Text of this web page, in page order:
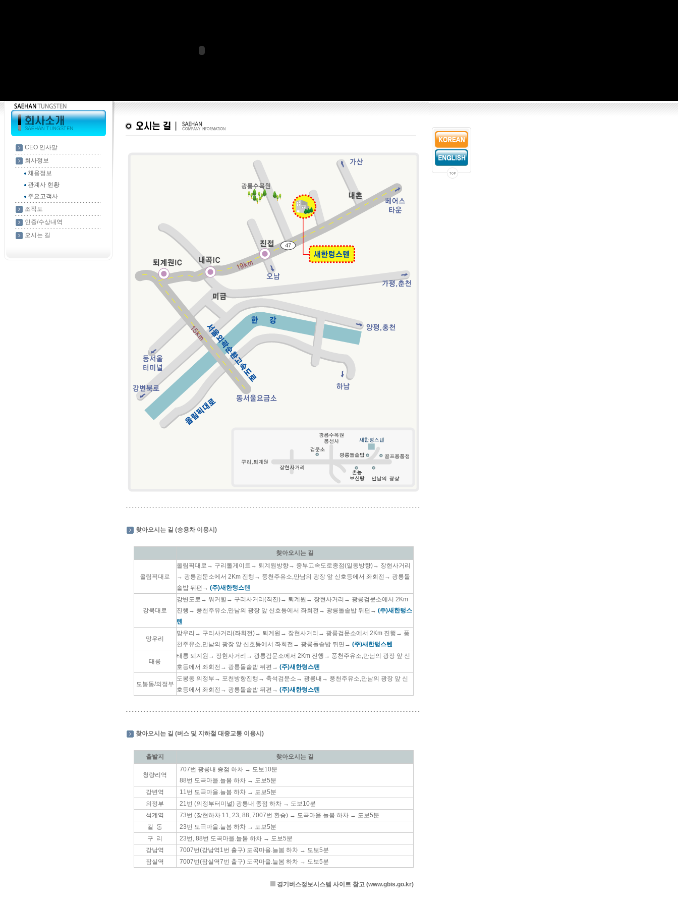
CEO 인사말
회사정보
채용정보
관계사 현황
주요고객사
조직도
인증/수상내역
오시는 길
찾아오시는 길 (승용차 이용시)
찾아오시는 길
올림픽대로
올림픽대로→ 구리톨게이트→ 퇴계원방향→ 중부고속도로종점(일동방향)→ 장현사거리
→ 광릉검문소에서 2Km 진행→ 풍천주유소,만남의 광장 앞 신호등에서 좌회전→ 광릉돌
솥밥 뒤편→ (주)새한텅스텐
강북대로
강변도로→ 워커힐→ 구리사거리(직진)→ 퇴계원→ 장현사거리→ 광릉검문소에서 2Km
진행→ 풍천주유소,만남의 광장 앞 신호등에서 좌회전→ 광릉돌솥밥 뒤편→ (주)새한텅스
텐
망우리
망우리→ 구리사거리(좌회전)→ 퇴계원→ 장현사거리→ 광릉검문소에서 2Km 진행→ 풍
천주유소,만남의 광장 앞 신호등에서 좌회전→ 광릉돌솥밥 뒤편→ (주)새한텅스텐
태릉
태릉 퇴계원→ 장현사거리→ 광릉검문소에서 2Km 진행→ 풍천주유소,만남의 광장 앞 신
호등에서 좌회전→ 광릉돌솥밥 뒤편→ (주)새한텅스텐
도봉동/의정부
도봉동 의정부→ 포천방향진행→ 축석검문소→ 광릉내→ 풍천주유소,만남의 광장 앞 신
호등에서 좌회전→ 광릉돌솥밥 뒤편→ (주)새한텅스텐
찾아오시는 길 (버스 및 지하철 대중교통 이용시)
출발지 찾아오시는 길
청량리역
707번 광릉내 종점 하차 → 도보10분
88번 도곡마을.늘봄 하차 → 도보5분
강변역
11번 도곡마을.늘봄 하차 → 도보5분
의정부
21번 (의정부터미널) 광릉내 종점 하차 → 도보10분
석계역
73번 (장현하차 11, 23, 88, 7007번 환승) → 도곡마을.늘봄 하차 → 도보5분
길 동
23번 도곡마을.늘봄 하차 → 도보5분
구 리
23번, 88번 도곡마을.늘봄 하차 → 도보5분
강남역
7007번(강남역1번 출구) 도곡마을.늘봄 하차 → 도보5분
잠실역
7007번(잠실역7번 출구) 도곡마을.늘봄 하차 → 도보5분
경기버스정보시스템 사이트 참고 (www.gbis.go.kr)